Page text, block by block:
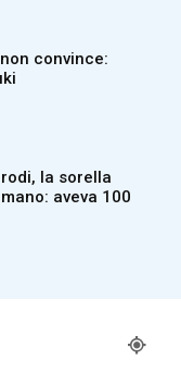
convince:
la sorella
aveva 100